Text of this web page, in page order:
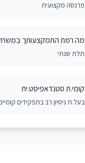
פרנסה מקצועית
מה רמת התמקצעותך
תלת שנתי
קומי.ת סטנדאפיסט.ית
בעל.ת ניסיון רב בתפקידים